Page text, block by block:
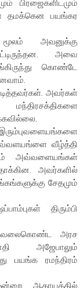
பிரஜைகளிடமும்
தமக்கென பயங்கர
அவனுக்கு
அவை
கொண்டே
அவர்கள்
வீழ்த்தி
அவ்வளையங்கள்
அவர்களில்
சேதமும்
திரும்பி
கவலைகொண்ட அரச
அஜேபாலும்
பயங்க ரமந்திரம்
ஆகாயத்தில்